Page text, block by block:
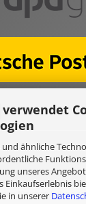
ähnliche
unseres
Einkaufserlebnis
in unserer
erstellenmit
für